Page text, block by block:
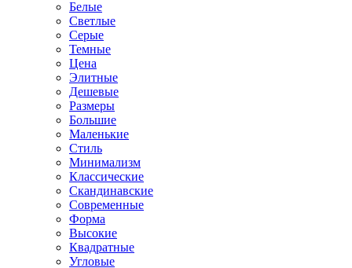
Белые
Светлые
Серые
Темные
Цена
Элитные
Дешевые
Размеры
Большие
Маленькие
Стиль
Минимализм
Классические
Скандинавские
Современные
Форма
Высокие
Квадратные
Угловые